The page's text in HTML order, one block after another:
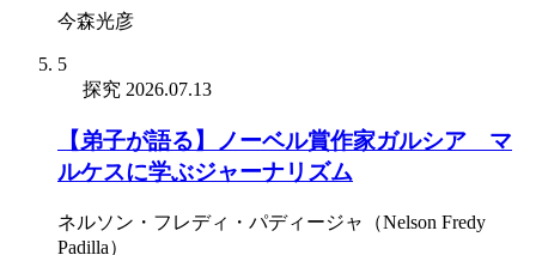
今森光彦
5
探究 2026.07.13
【弟子が語る】ノーベル賞作家ガルシア゠マ
ルケスに学ぶジャーナリズム
ネルソン・フレディ・パディージャ（Nelson Fredy
Padilla）